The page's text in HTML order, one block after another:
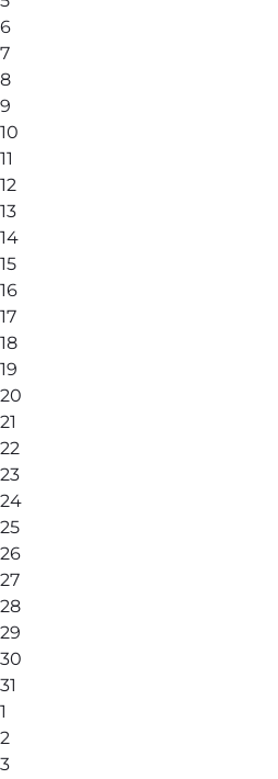
6
7
8
9
10
11
12
13
14
15
16
17
18
19
20
21
22
23
24
25
26
27
28
29
30
31
1
2
3